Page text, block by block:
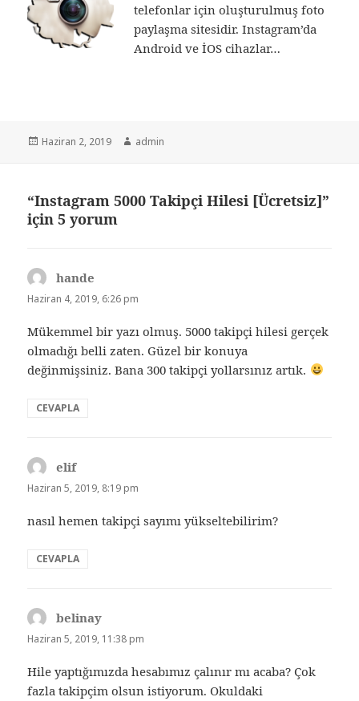
telefonlar için oluşturulmuş foto
paylaşma sitesidir. Instagram’da
Android ve İOS cihazlar…
Yayın
Haziran 2, 2019 Yazar
admin
“Instagram 5000 Takipçi Hilesi [Ücretsiz]”
için 5 yorum
hande
ki:
Haziran 4, 2019, 6:26 pm
Mükemmel bir yazı olmuş. 5000 takipçi hilesi gerçek
olmadığı belli zaten. Güzel bir konuya
değinmişsiniz. Bana 300 takipçi yollarsınız artık.
CEVAPLA
elifdedi
ki:
Haziran 5, 2019, 8:19 pm
nasıl hemen takipçi sayımı yükseltebilirim?
CEVAPLA
belinay
ki:
Haziran 5, 2019, 11:38 pm
Hile yaptığımızda hesabımız çalınır mı acaba? Çok
fazla takipçim olsun istiyorum. Okuldaki